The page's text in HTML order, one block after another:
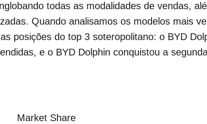
todas as modalidades de vendas,
Quando analisamos os modelos mais
posições do top 3 soteropolitano: o BYD
e o BYD Dolphin conquistou a
Share